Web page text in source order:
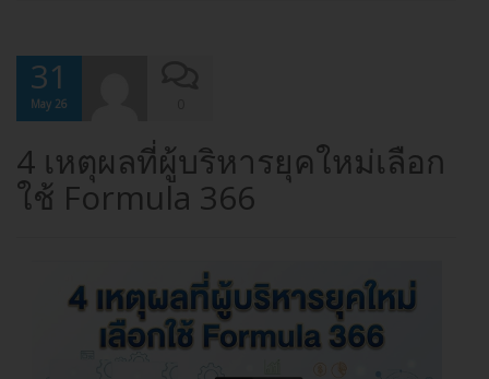
31
May 26
4 เหตุผลที่ผู้บริหารยุคใหม่เลือก
ใช้ Formula 366